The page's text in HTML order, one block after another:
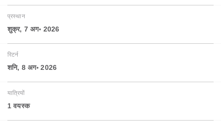
प्रस्थान
शुक्र, 7 अग॰ 2026
रिटर्न
शनि, 8 अग॰ 2026
यात्रियों
1 वयस्‍क